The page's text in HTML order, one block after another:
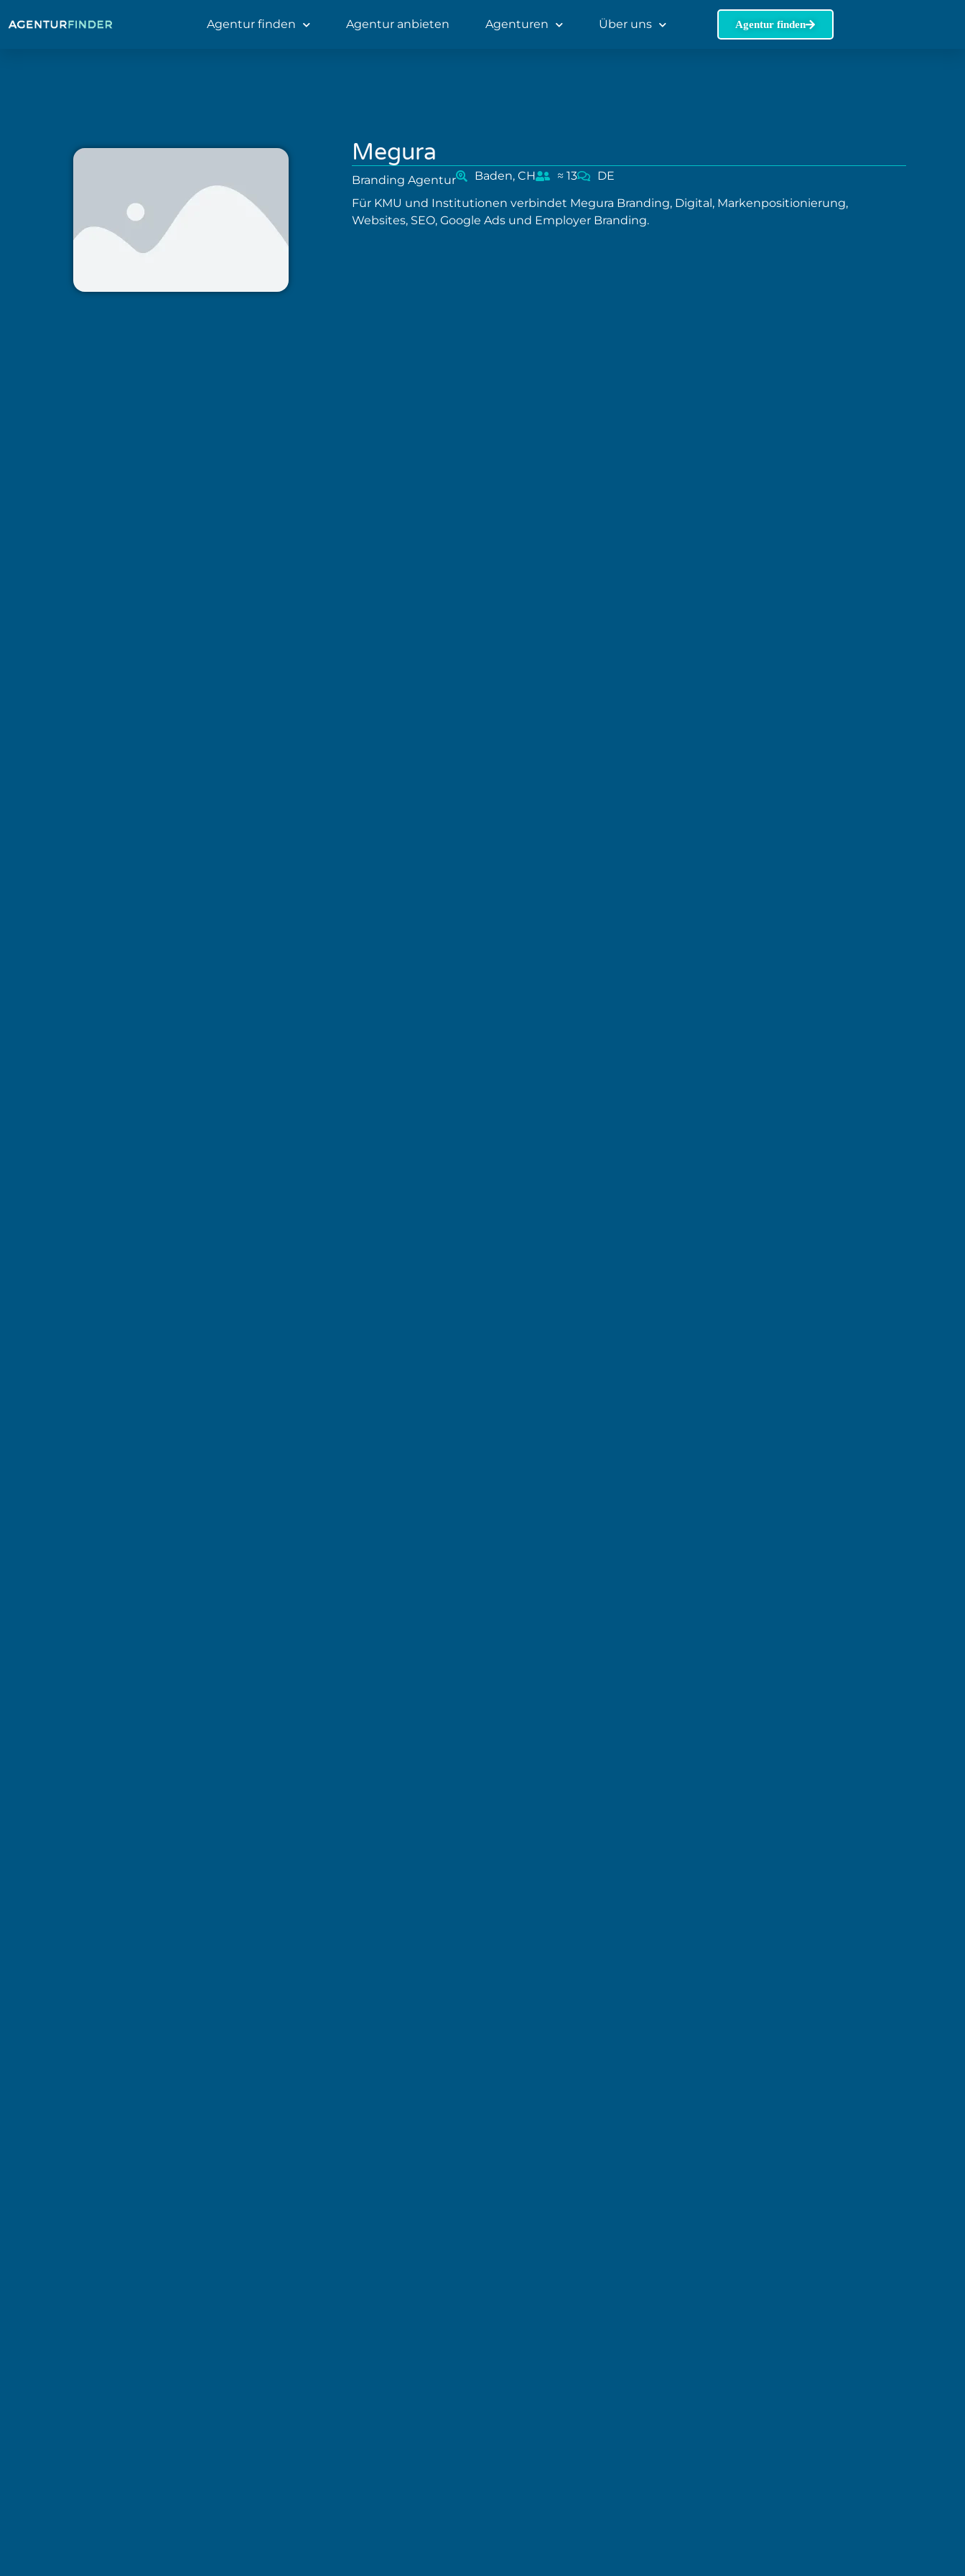
Agentur finden Agentur anbieten Agenturen Über uns Agentur finden
Megura
Branding Agentur Baden, CH ≈ 13
DE
Für KMU und Institutionen verbindet Megura Branding, Digital, Markenpositionierung,
Websites, SEO, Google Ads und Employer Branding.